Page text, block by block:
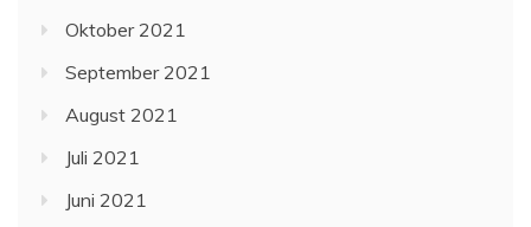
Oktober 2021
September 2021
August 2021
Juli 2021
Juni 2021